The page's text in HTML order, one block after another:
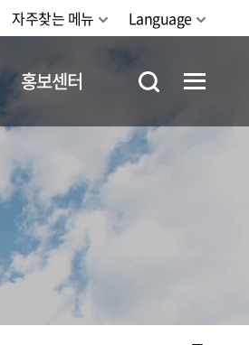
자주찾는 메뉴 Language
홍보센터